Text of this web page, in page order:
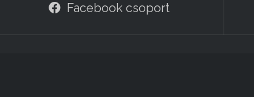
Facebook csoport